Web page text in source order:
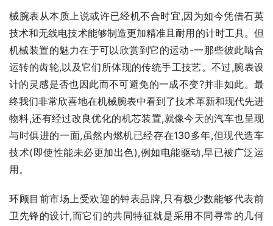
械腕表从本质上说或许已经机不合时宜,因为如今凭借石英
技术和无线电技术能够制造更加精准且耐用的计时工具。但
机械装置的魅力在于可以欣赏到它的运动-一那些彼此啮合
运转的齿轮,以及它们所体现的传统手工技艺。不过,腕表设
计的灵感是否也因此而不可避免的一成不变?并非如此。最
终我们非常欣喜地在机械腕表中看到了技术革新和现代先进
物料,还有经过改良优化的机芯装置,就像今天的汽车也呈现
与时俱进的一面,虽然内燃机已经存在130多年,但现代造车
技术(即使性能未必更加出色),例如电能驱动,早已被广泛运
用。
环顾目前市场上受欢迎的钟表品牌,只有极少数能够代表前
卫先锋的设计,而它们的共同特征就是采用不同寻常的几何